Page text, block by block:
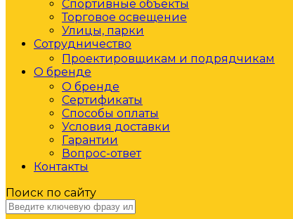
Спортивные объекты
Торговое освещение
Улицы, парки
Сотрудничество
Проектировщикам и подрядчикам
О бренде
О бренде
Сертификаты
Способы оплаты
Условия доставки
Гарантии
Вопрос-ответ
Контакты
Поиск по сайту